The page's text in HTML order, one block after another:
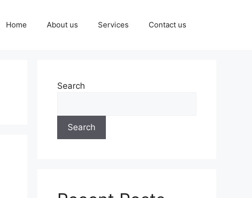
Home About us Services Contact us
Search
Search